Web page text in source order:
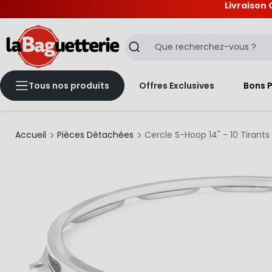
Livraison
Recherche
Tous nos produits Offres Exclusives Bons
Accueil Pièces Détachées Cercle S-Hoop 14" - 10 Tirants